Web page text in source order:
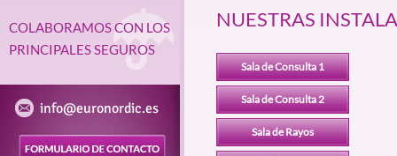
COLABORAMOS CON LOS
PRINCIPALES SEGUROS
info@euronordic.es
NUESTRAS
Sala de Consulta 1
Sala de Consulta 2
Sala de Rayos